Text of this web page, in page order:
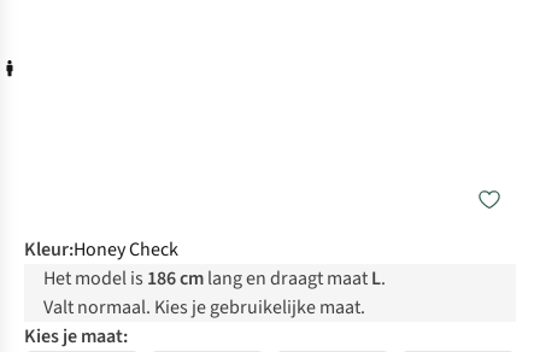
Kleur:Honey Check
Het model is 186 cmlang en draagt maatL.
Valt normaal. Kies je gebruikelijke maat.
Kies je maat: